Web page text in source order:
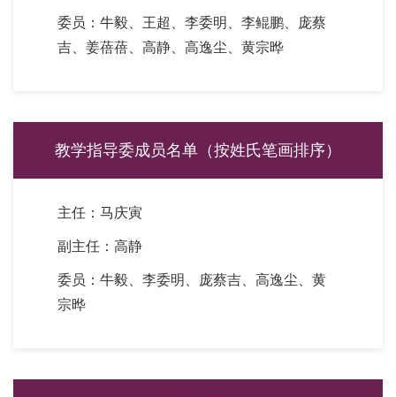
委员：牛毅、王超、李委明、李鲲鹏、庞蔡
吉、姜蓓蓓、高静、高逸尘、黄宗晔
教学指导委成员名单（按姓氏笔画排序）
主任：马庆寅
副主任：高静
委员：牛毅、李委明、庞蔡吉、高逸尘、黄
宗晔